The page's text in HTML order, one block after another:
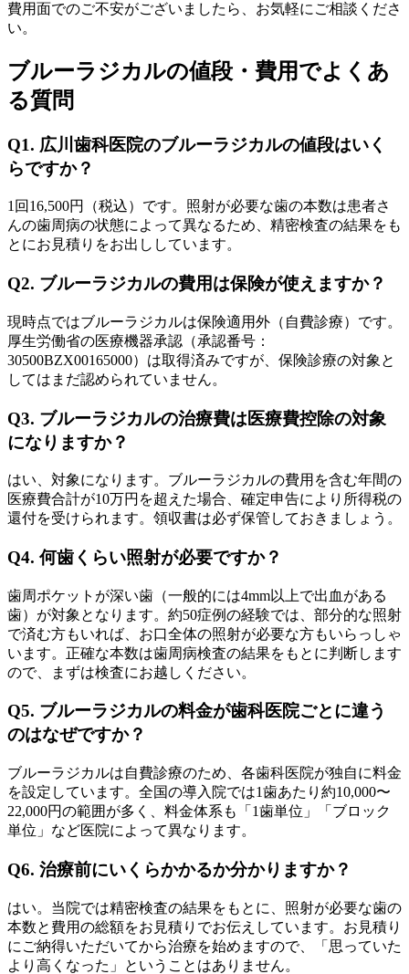
費用面でのご不安がございましたら、お気軽にご相談くださ
い。
ブルーラジカルの値段・費用でよくあ
る質問
Q1. 広川歯科医院のブルーラジカルの値段はいく
らですか？
1回16,500円（税込）です。照射が必要な歯の本数は患者さ
んの歯周病の状態によって異なるため、精密検査の結果をも
とにお見積りをお出ししています。
Q2. ブルーラジカルの費用は保険が使えますか？
現時点ではブルーラジカルは保険適用外（自費診療）です。
厚生労働省の医療機器承認（承認番号：
30500BZX00165000）は取得済みですが、保険診療の対象と
してはまだ認められていません。
Q3. ブルーラジカルの治療費は医療費控除の対象
になりますか？
はい、対象になります。ブルーラジカルの費用を含む年間の
医療費合計が10万円を超えた場合、確定申告により所得税の
還付を受けられます。領収書は必ず保管しておきましょう。
Q4. 何歯くらい照射が必要ですか？
歯周ポケットが深い歯（一般的には4mm以上で出血がある
歯）が対象となります。約50症例の経験では、部分的な照射
で済む方もいれば、お口全体の照射が必要な方もいらっしゃ
います。正確な本数は歯周病検査の結果をもとに判断します
ので、まずは検査にお越しください。
Q5. ブルーラジカルの料金が歯科医院ごとに違う
のはなぜですか？
ブルーラジカルは自費診療のため、各歯科医院が独自に料金
を設定しています。全国の導入院では1歯あたり約10,000〜
22,000円の範囲が多く、料金体系も「1歯単位」「ブロック
単位」など医院によって異なります。
Q6. 治療前にいくらかかるか分かりますか？
はい。当院では精密検査の結果をもとに、照射が必要な歯の
本数と費用の総額をお見積りでお伝えしています。お見積り
にご納得いただいてから治療を始めますので、「思っていた
より高くなった」ということはありません。